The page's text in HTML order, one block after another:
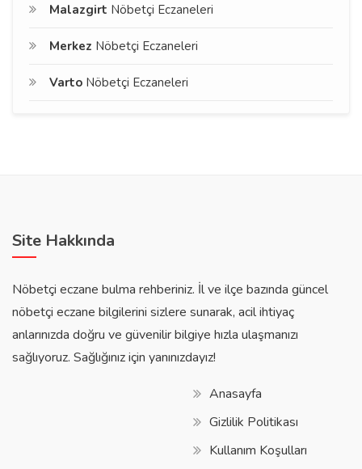
Malazgirt Nöbetçi Eczaneleri
Merkez Nöbetçi Eczaneleri
Varto Nöbetçi Eczaneleri
Site Hakkında
Nöbetçi eczane bulma rehberiniz. İl ve ilçe bazında güncel
nöbetçi eczane bilgilerini sizlere sunarak, acil ihtiyaç
anlarınızda doğru ve güvenilir bilgiye hızla ulaşmanızı
sağlıyoruz. Sağlığınız için yanınızdayız!
Anasayfa
Gizlilik Politikası
Kullanım Koşulları